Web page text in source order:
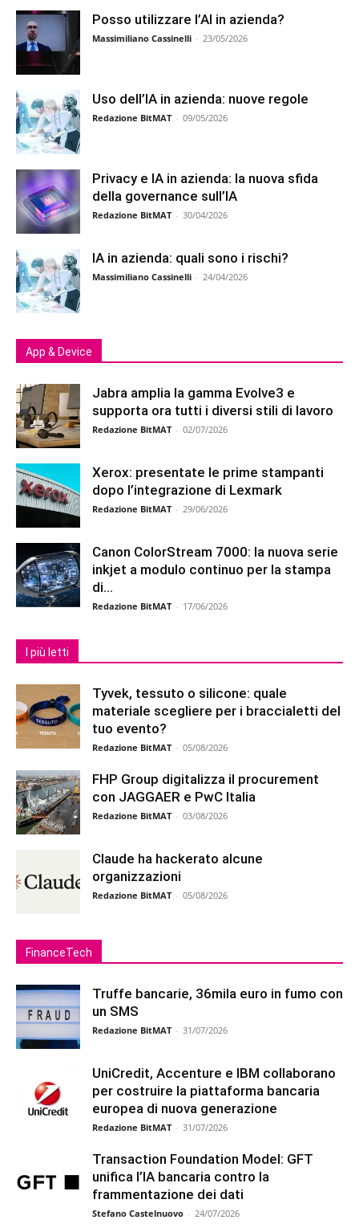
Posso utilizzare l’AI in azienda?
Massimiliano Cassinelli - 23/05/2026
Uso dell’IA in azienda: nuove regole
Redazione BitMAT - 09/05/2026
Privacy e IA in azienda: la nuova sfida
della governance sull’IA
Redazione BitMAT - 30/04/2026
IA in azienda: quali sono i rischi?
Massimiliano Cassinelli - 24/04/2026
App & Device
Jabra amplia la gamma Evolve3 e
supporta ora tutti i diversi stili di lavoro
Redazione BitMAT - 02/07/2026
Xerox: presentate le prime stampanti
dopo l’integrazione di Lexmark
Redazione BitMAT - 29/06/2026
Canon ColorStream 7000: la nuova serie
inkjet a modulo continuo per la stampa
di...
Redazione BitMAT - 17/06/2026
I più letti
Tyvek, tessuto o silicone: quale
materiale scegliere per i braccialetti del
tuo evento?
Redazione BitMAT - 05/08/2026
FHP Group digitalizza il procurement
con JAGGAER e PwC Italia
Redazione BitMAT - 03/08/2026
Claude ha hackerato alcune
organizzazioni
Redazione BitMAT - 05/08/2026
FinanceTech
Truffe bancarie, 36mila euro in fumo con
un SMS
Redazione BitMAT - 31/07/2026
UniCredit, Accenture e IBM collaborano
per costruire la piattaforma bancaria
europea di nuova generazione
Redazione BitMAT - 31/07/2026
Transaction Foundation Model: GFT
unifica l’IA bancaria contro la
frammentazione dei dati
Stefano Castelnuovo - 24/07/2026